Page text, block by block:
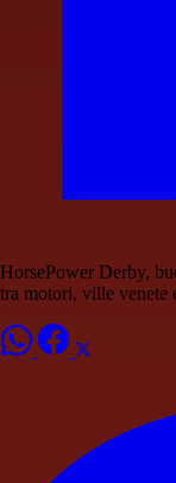
HorsePower Derby,
tra motori, ville venete